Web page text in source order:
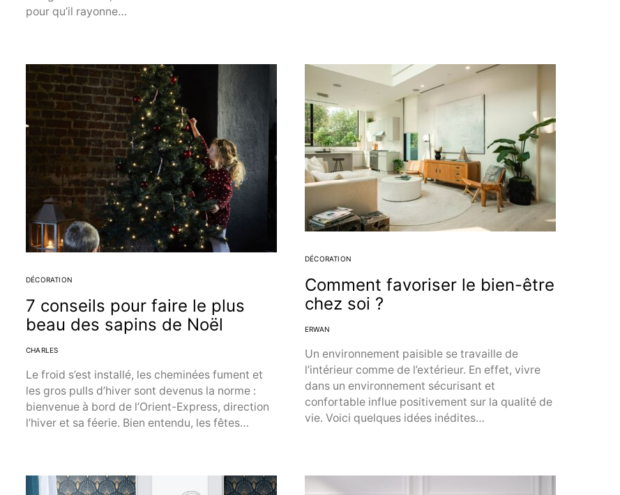
pour qu’il rayonne…
DÉCORATION
7 conseils pour faire le plus
beau des sapins de Noël
CHARLES
Le froid s’est installé, les cheminées fument et
les gros pulls d’hiver sont devenus la norme :
bienvenue à bord de l’Orient-Express, direction
l’hiver et sa féerie. Bien entendu, les fêtes…
DÉCORATION
Comment favoriser le bien-être
chez soi ?
ERWAN
Un environnement paisible se travaille de
l’intérieur comme de l’extérieur. En effet, vivre
dans un environnement sécurisant et
confortable influe positivement sur la qualité de
vie. Voici quelques idées inédites…